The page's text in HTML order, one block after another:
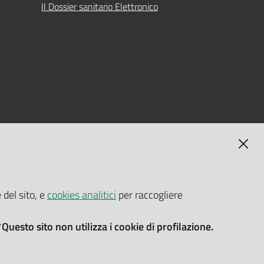
Il Dossier sanitario Elettronico
Documentazione
sito, ecookies analitici per raccogliere
sito non utilizza i cookie di profilazione.